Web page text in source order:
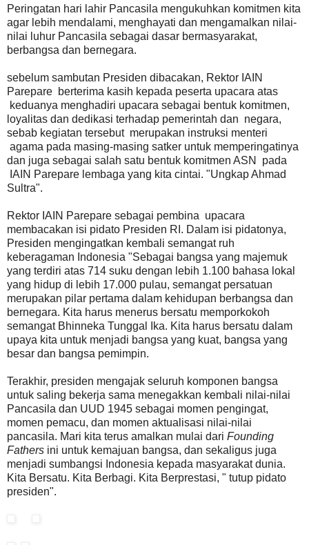
Peringatan hari lahir Pancasila mengukuhkan komitmen kita
agar lebih mendalami, menghayati dan mengamalkan nilai-
nilai luhur Pancasila sebagai dasar bermasyarakat,
berbangsa dan bernegara.
sebelum sambutan Presiden dibacakan, Rektor IAIN
Parepare berterima kasih kepada peserta upacara atas
keduanya menghadiri upacara sebagai bentuk komitmen,
loyalitas dan dedikasi terhadap pemerintah dan negara,
sebab kegiatan tersebut merupakan instruksi menteri
agama pada masing-masing satker untuk memperingatinya
dan juga sebagai salah satu bentuk komitmen ASN pada
IAIN Parepare lembaga yang kita cintai. "Ungkap Ahmad
Sultra".
Rektor IAIN Parepare sebagai pembina upacara
membacakan isi pidato Presiden RI. Dalam isi pidatonya,
Presiden mengingatkan kembali semangat ruh
keberagaman Indonesia "Sebagai bangsa yang majemuk
yang terdiri atas 714 suku dengan lebih 1.100 bahasa lokal
yang hidup di lebih 17.000 pulau, semangat persatuan
merupakan pilar pertama dalam kehidupan berbangsa dan
bernegara. Kita harus menerus bersatu memporkokoh
semangat Bhinneka Tunggal Ika. Kita harus bersatu dalam
upaya kita untuk menjadi bangsa yang kuat, bangsa yang
besar dan bangsa pemimpin.
Terakhir, presiden mengajak seluruh komponen bangsa
untuk saling bekerja sama menegakkan kembali nilai-nilai
Pancasila dan UUD 1945 sebagai momen pengingat,
momen pemacu, dan momen aktualisasi nilai-nilai
pancasila. Mari kita terus amalkan mulai dari Founding
Fathers ini untuk kemajuan bangsa, dan sekaligus juga
menjadi sumbangsi Indonesia kepada masyarakat dunia.
Kita Bersatu. Kita Berbagi. Kita Berprestasi, " tutup pidato
presiden".